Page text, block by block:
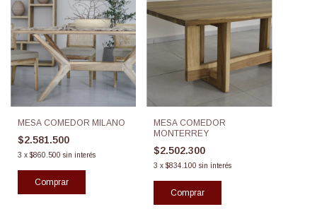
MESA COMEDOR MILANO
$2.581.500
3 x $860.500 sin interés
Comprar
MESA COMEDOR
MONTERREY
$2.502.300
3 x$834.100 sin interés
Comprar